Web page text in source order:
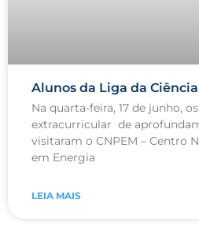
Alunos da Liga da
Na quarta-feira, 17 de junho,
extracurricular de
visitaram o CNPEM – Centro
em Energia
LEIA MAIS